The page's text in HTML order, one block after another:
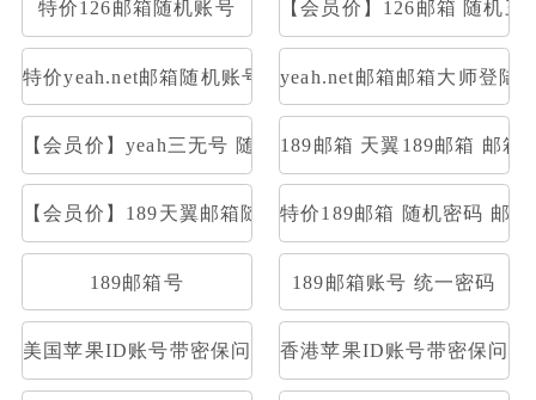
特价126邮箱随机账号 【会员价】126邮箱 随机
特价yeah.net邮箱随机账号 yeah.net邮箱邮箱大师登陆
【会员价】yeah三无号 随机密码部分开通stmp和pop
189邮箱 天翼189邮箱 邮箱
【会员价】189天翼邮箱随机号特价189邮箱 随机密码 邮
189邮箱号 189邮箱账号 统一密码
美国苹果ID账号带密保问题及答案香港苹果ID账号带密保问题